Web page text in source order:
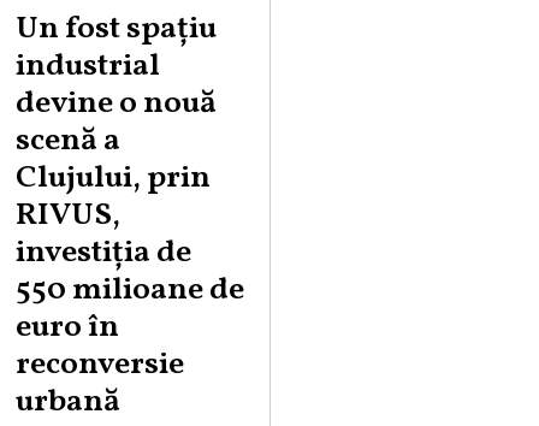
Un fost spațiu
industrial
devine o nouă
scenă a
Clujului, prin
RIVUS,
investiția de
550 milioane de
euro în
reconversie
urbană